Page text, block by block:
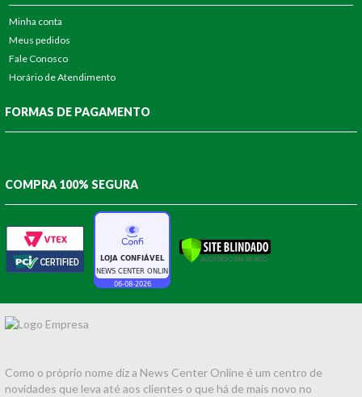
Minha conta
Meus pedidos
Fale Conosco
Horário de Atendimento
FORMAS DE PAGAMENTO
COMPRA 100% SEGURA
Como o próprio nome diz a News Center Online é um centro de
novidades que leva até aos clientes o que há de mais novo no